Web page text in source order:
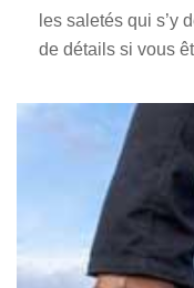
les saletés qui s’y
de détails si vous